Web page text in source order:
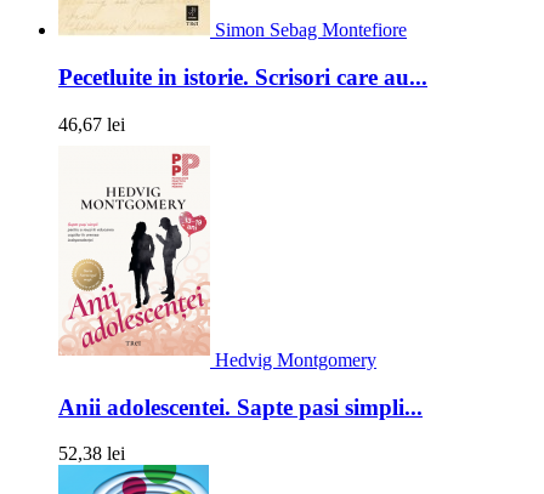
Simon Sebag Montefiore
Pecetluite in istorie. Scrisori care au...
46,67 lei
Hedvig Montgomery
Anii adolescentei. Sapte pasi simpli...
52,38 lei